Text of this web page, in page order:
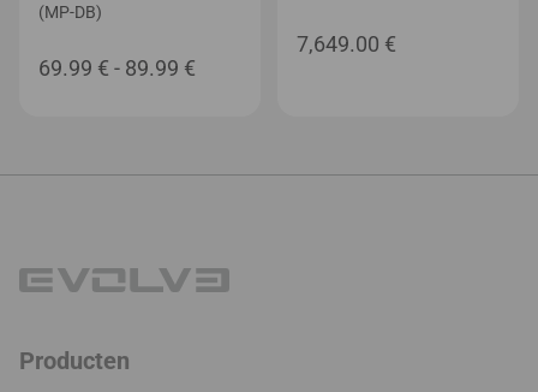
(MP-DB)
69.99 € - 89.99 €
7,649.00 €
Producten